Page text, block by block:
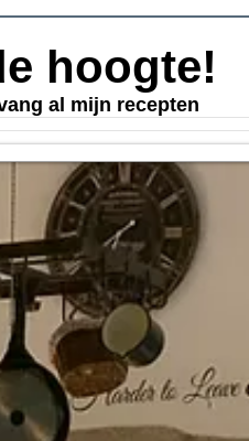
hoogte!
al mijn recepten